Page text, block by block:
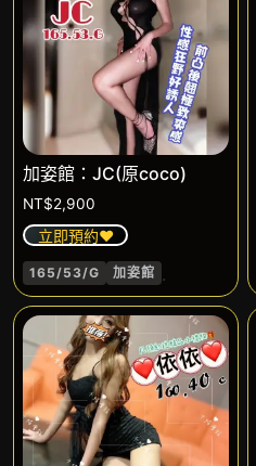
加姿館：JC(原coco)
NT$2,900
立即預約❤️
165/53/G 加姿館 .